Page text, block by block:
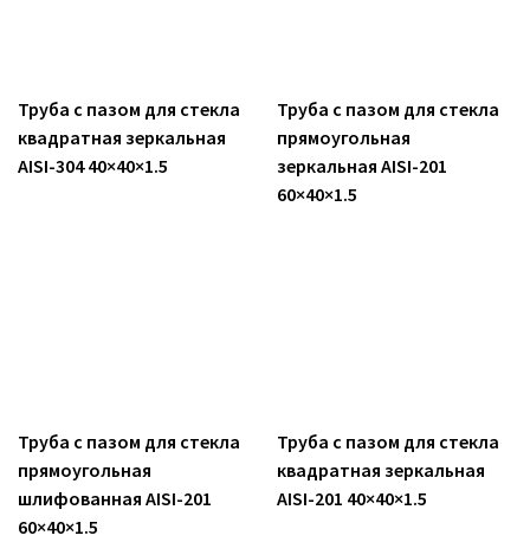
Труба с пазом для стекла
квадратная зеркальная
AISI-304 40×40×1.5
Труба с пазом для стекла
прямоугольная
зеркальная AISI-201
60×40×1.5
Труба с пазом для стекла
прямоугольная
шлифованная AISI-201
60×40×1.5
Труба с пазом для стекла
квадратная зеркальная
AISI-201 40×40×1.5